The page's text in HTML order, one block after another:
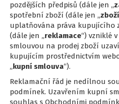
pozdějších předpisů (dále jen „
spotřební zboží (dále jen „zboží
uplatňována práva kupujícího
(dále jen „reklamace“) vzniklé
smlouvou na prodej zboží
kupujícím prostřednictvím
„kupní smlouva“).
Reklamační řád je nedílnou
podmínek. Uzavřením kupní
souhlas s Obchodními